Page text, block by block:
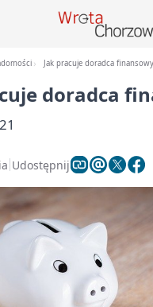
Jak pracuje doradca
doradca
Udostępnij